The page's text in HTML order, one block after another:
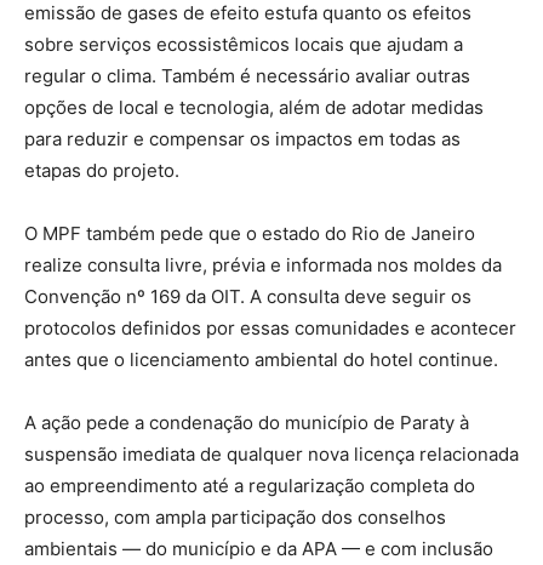
emissão de gases de efeito estufa quanto os efeitos
sobre serviços ecossistêmicos locais que ajudam a
regular o clima. Também é necessário avaliar outras
opções de local e tecnologia, além de adotar medidas
para reduzir e compensar os impactos em todas as
etapas do projeto.
O MPF também pede que o estado do Rio de Janeiro
realize consulta livre, prévia e informada nos moldes da
Convenção nº 169 da OIT. A consulta deve seguir os
protocolos definidos por essas comunidades e acontecer
antes que o licenciamento ambiental do hotel continue.
A ação pede a condenação do município de Paraty à
suspensão imediata de qualquer nova licença relacionada
ao empreendimento até a regularização completa do
processo, com ampla participação dos conselhos
ambientais — do município e da APA — e com inclusão